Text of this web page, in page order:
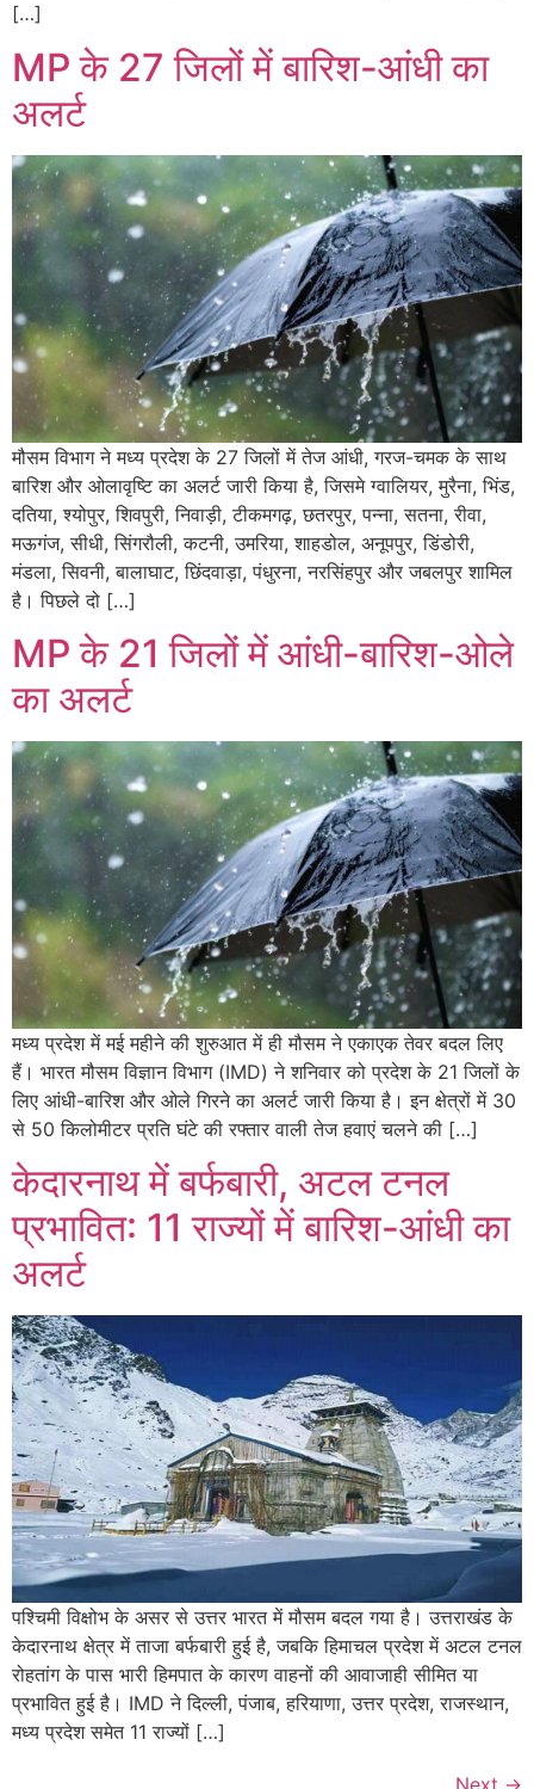
[…]
MP के 27 जिलों में बारिश-आंधी का
अलर्ट
मौसम विभाग ने मध्य प्रदेश के 27 जिलों में तेज आंधी, गरज-चमक के साथ
बारिश और ओलावृष्टि का अलर्ट जारी किया है, जिसमे ग्वालियर, मुरैना, भिंड,
दतिया, श्योपुर, शिवपुरी, निवाड़ी, टीकमगढ़, छतरपुर, पन्ना, सतना, रीवा,
मऊगंज, सीधी, सिंगरौली, कटनी, उमरिया, शाहडोल, अनूपपुर, डिंडोरी,
मंडला, सिवनी, बालाघाट, छिंदवाड़ा, पंधुरना, नरसिंहपुर और जबलपुर शामिल
है। पिछले दो […]
MP के 21 जिलों में आंधी-बारिश-ओले
का अलर्ट
मध्य प्रदेश में मई महीने की शुरुआत में ही मौसम ने एकाएक तेवर बदल लिए
हैं। भारत मौसम विज्ञान विभाग (IMD) ने शनिवार को प्रदेश के 21 जिलों के
लिए आंधी-बारिश और ओले गिरने का अलर्ट जारी किया है। इन क्षेत्रों में 30
से 50 किलोमीटर प्रति घंटे की रफ्तार वाली तेज हवाएं चलने की […]
केदारनाथ में बर्फबारी, अटल टनल
प्रभावित: 11 राज्यों में बारिश-आंधी का
अलर्ट
पश्चिमी विक्षोभ के असर से उत्तर भारत में मौसम बदल गया है। उत्तराखंड के
केदारनाथ क्षेत्र में ताजा बर्फबारी हुई है, जबकि हिमाचल प्रदेश में अटल टनल
रोहतांग के पास भारी हिमपात के कारण वाहनों की आवाजाही सीमित या
प्रभावित हुई है। IMD ने दिल्ली, पंजाब, हरियाणा, उत्तर प्रदेश, राजस्थान,
मध्य प्रदेश समेत 11 राज्यों […]
Next →